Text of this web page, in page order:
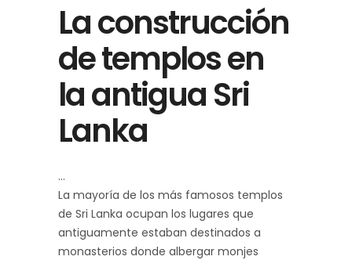
La construcción
de templos en
la antigua Sri
Lanka
La mayoría de los más famosos templos
de Sri Lanka ocupan los lugares que
antiguamente estaban destinados a
monasterios donde albergar monjes